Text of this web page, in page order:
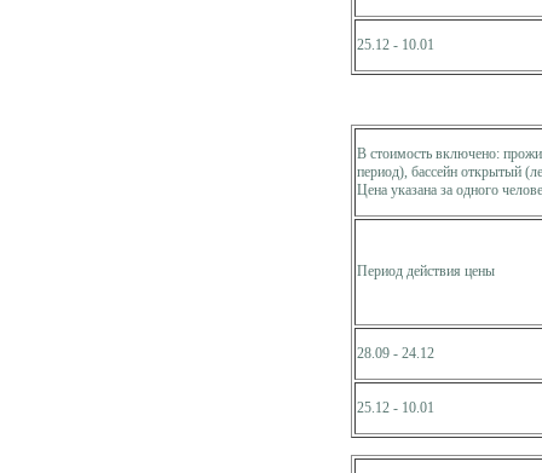
25.12 - 10.01
В стоимость включено:
период), бассейн открытый
Цена указана за одного
Период действия цены
28.09 - 24.12
25.12 - 10.01